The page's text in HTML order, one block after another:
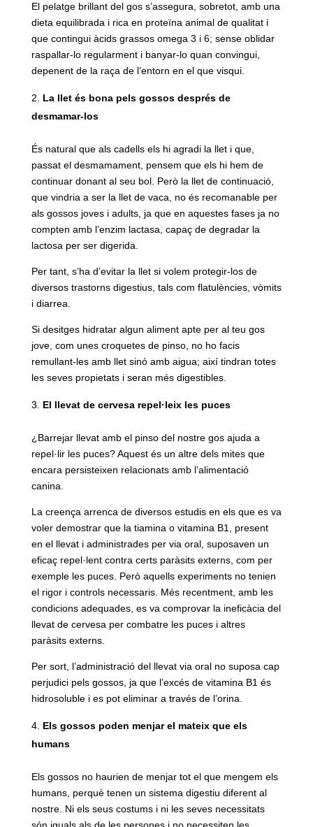
El pelatge brillant del gos s’assegura, sobretot, amb una
dieta equilibrada i rica en proteïna animal de qualitat i
que contingui àcids grassos omega 3 i 6; sense oblidar
raspallar-lo regularment i banyar-lo quan convingui,
depenent de la raça de l’entorn en el que visqui.
La llet és bona pels gossos després de
desmamar-los
És natural que als cadells els hi agradi la llet i que,
passat el desmamament, pensem que els hi hem de
continuar donant al seu bol. Però la llet de continuació,
que vindria a ser la llet de vaca, no és recomanable per
als gossos joves i adults, ja que en aquestes fases ja no
compten amb l’enzim lactasa, capaç de degradar la
lactosa per ser digerida.
Per tant, s’ha d’evitar la llet si volem protegir-los de
diversos trastorns digestius, tals com flatulències, vòmits
i diarrea.
Si desitges hidratar algun aliment apte per al teu gos
jove, com unes croquetes de pinso, no ho facis
remullant-les amb llet sinó amb aigua; així tindran totes
les seves propietats i seran més digestibles.
El llevat de cervesa repel·leix les puces
¿Barrejar llevat amb el pinso del nostre gos ajuda a
repel·lir les puces? Aquest és un altre dels mites que
encara persisteixen relacionats amb l’alimentació
canina.
La creença arrenca de diversos estudis en els que es va
voler demostrar que la tiamina o vitamina B1, present
en el llevat i administrades per via oral, suposaven un
eficaç repel·lent contra certs paràsits externs, com per
exemple les puces. Però aquells experiments no tenien
el rigor i controls necessaris. Més recentment, amb les
condicions adequades, es va comprovar la ineficàcia del
llevat de cervesa per combatre les puces i altres
paràsits externs.
Per sort, l’administració del llevat via oral no suposa cap
perjudici pels gossos, ja que l’excés de vitamina B1 és
hidrosoluble i es pot eliminar a través de l’orina.
Els gossos poden menjar el mateix que els
humans
Els gossos no haurien de menjar tot el que mengem els
humans, perquè tenen un sistema digestiu diferent al
nostre. Ni els seus costums i ni les seves necessitats